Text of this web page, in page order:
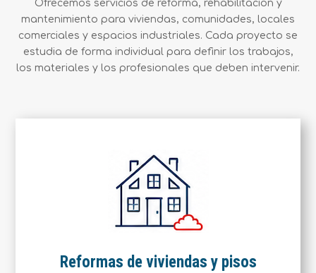
Ofrecemos servicios de reforma, rehabilitación y
mantenimiento para viviendas, comunidades, locales
comerciales y espacios industriales. Cada proyecto se
estudia de forma individual para definir los trabajos,
los materiales y los profesionales que deben intervenir.
Reformas de viviendas y pisos